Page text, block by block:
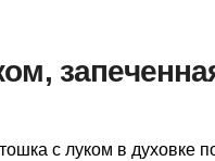
с луком в духовке